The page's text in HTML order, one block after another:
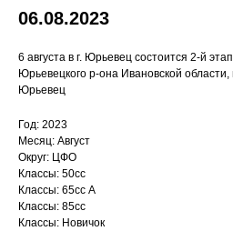
06.08.2023
6 августа в г. Юрьевец состоится 2-й
Юрьевецкого р-она Ивановской
Юрьевец
Год: 2023
Месяц: Август
Округ: ЦФО
Классы: 50сс
Классы: 65сс A
Классы: 85сс
Классы: Новичок